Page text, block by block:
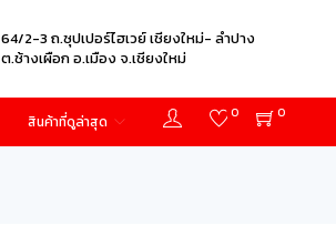
64/2-3 ถ.ซุปเปอร์ไฮเวย์ เชียงใหม่- ลำปาง
ต.ช้างเผือก อ.เมือง จ.เชียงใหม่
0
0
สินค้าที่ดูล่าสุด